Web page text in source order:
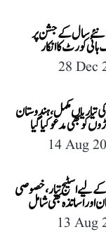
نئے سال کے جشن پر
کورٹ کا انکار
28 Dec
تیاریاں مکمل، ہندوستان
14 Aug
لیے اسٹیج تیار، خصوصی
اور اساتذہ بھی شامل
13 Aug